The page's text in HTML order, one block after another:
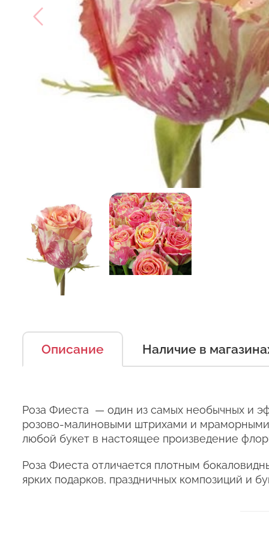
Описание Наличие в
Роза Фиеста — один из самых необычных и
розово-малиновыми штрихами и мраморными
любой букет в настоящее произведение
Роза Фиеста отличается плотным
ярких подарков, праздничных композиций и
Сервис:
Цена/Качество:
Соответствие:
Есть несколько простых
можно дольше.
1. Переносите букеты в
2. Минимизируйте
3. Если Вы перевозите
кратковременный